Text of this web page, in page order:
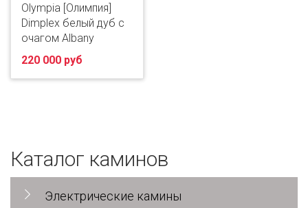
Olympia [Олимпия]
Dimplex белый дуб с
очагом Albany
220 000 руб
Каталог каминов
Электрические камины